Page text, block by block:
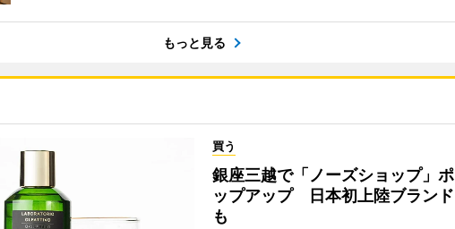
もっと見る
買う
銀座三越で「ノーズショップ」ポ
ップアップ 日本初上陸ブランド
も